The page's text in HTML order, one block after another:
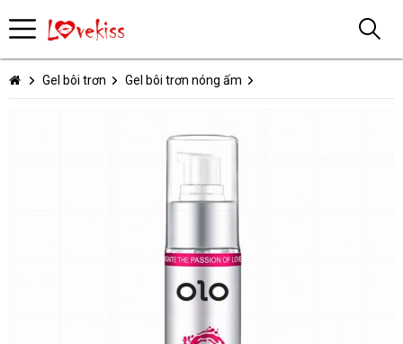
Gel bôi trơn Gel bôi trơn nóng ấm